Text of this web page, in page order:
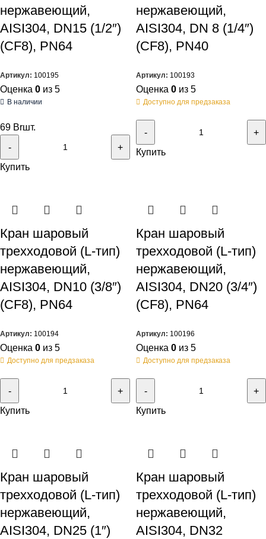
нержавеющий,
AISI304, DN15 (1/2″)
(CF8), PN64
Артикул: 100195
Оценка 0 из 5
В наличии
69 Brшт.
Купить
нержавеющий,
AISI304, DN 8 (1/4″)
(CF8), PN40
Артикул: 100193
Оценка 0 из 5
Доступно для предзаказа
Купить
Кран шаровый
трехходовой (L-тип)
нержавеющий,
AISI304, DN10 (3/8″)
(CF8), PN64
Артикул: 100194
Оценка 0 из 5
Доступно для предзаказа
Купить
Кран шаровый
трехходовой (L-тип)
нержавеющий,
AISI304, DN20 (3/4″)
(CF8), PN64
Артикул: 100196
Оценка 0 из 5
Доступно для предзаказа
Купить
Кран шаровый
трехходовой (L-тип)
нержавеющий,
AISI304, DN25 (1″)
Кран шаровый
трехходовой (L-тип)
нержавеющий,
AISI304, DN32